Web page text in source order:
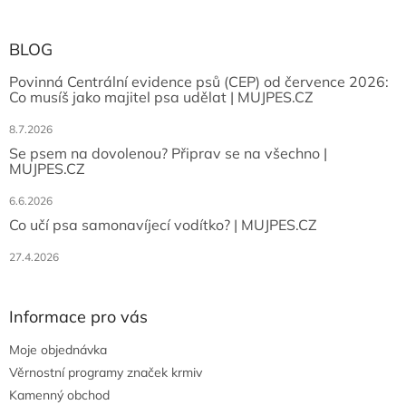
BLOG
Povinná Centrální evidence psů (CEP) od července 2026:
Co musíš jako majitel psa udělat | MUJPES.CZ
8.7.2026
Se psem na dovolenou? Připrav se na všechno |
MUJPES.CZ
6.6.2026
Co učí psa samonavíjecí vodítko? | MUJPES.CZ
27.4.2026
Informace pro vás
Moje objednávka
Věrnostní programy značek krmiv
Kamenný obchod